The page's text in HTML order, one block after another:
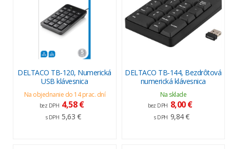
DELTACO TB-120, Numerická
USB klávesnica
Na objednanie do 14 prac. dní
bez DPH 4,58 €
s DPH 5,63 €
DELTACO TB-144, Bezdrôtová
numerická klávesnica
Na sklade
bez DPH 8,00 €
s DPH 9,84 €